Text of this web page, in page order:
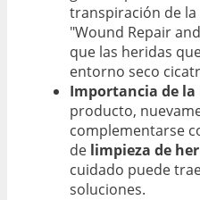
transpiración de
"Wound Repair
que las heridas
entorno seco
Importancia de la
producto,
complementarse
de limpieza de
cuidado puede
soluciones.